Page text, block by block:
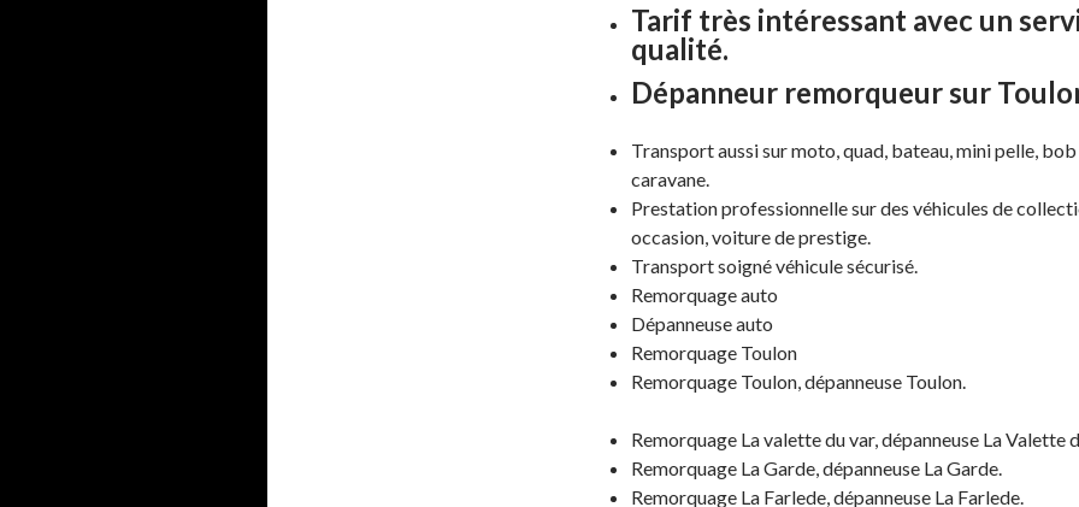
Tarif très intéressant avec un
qualité.
Dépanneur remorqueur sur
Transport aussi sur moto, quad, bateau, mini pelle,
caravane.
Prestation professionnelle sur des véhicules de
occasion, voiture de prestige.
Transport soigné véhicule sécurisé.
Remorquage auto
Dépanneuse auto
Remorquage Toulon
Remorquage Toulon, dépanneuse Toulon.
Remorquage La valette du var, dépanneuse La Valette
Remorquage La Garde, dépanneuse La Garde.
Remorquage La Farlede, dépanneuse La Farlede.